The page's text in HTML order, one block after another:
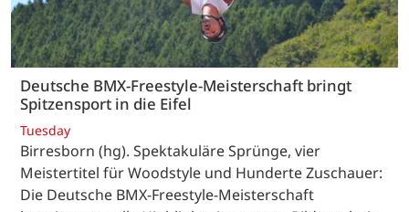
Deutsche BMX-Freestyle-Meisterschaft bringt
Spitzensport in die Eifel
Tuesday
Birresborn (hg). Spektakuläre Sprünge, vier
Meistertitel für Woodstyle und Hunderte Zuschauer:
Die Deutsche BMX-Freestyle-Meisterschaft